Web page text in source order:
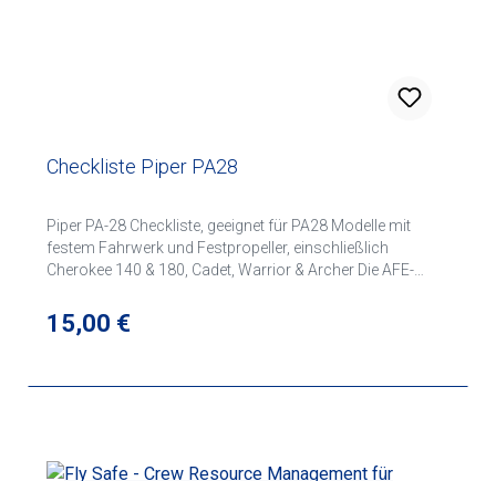
Checkliste Piper PA28
Piper PA-28 Checkliste, geeignet für PA28 Modelle mit
festem Fahrwerk und Festpropeller, einschließlich
Cherokee 140 & 180, Cadet, Warrior & Archer Die AFE-
auf dem jeweiligen Flugzeugmuster entworfen und
geschrieben. Jede Checkliste wird gründlich recherchiert
Notfallabschnitte sind klar in Rot gekennzeichnet Inkl.
Regulärer Preis:
15,00 €